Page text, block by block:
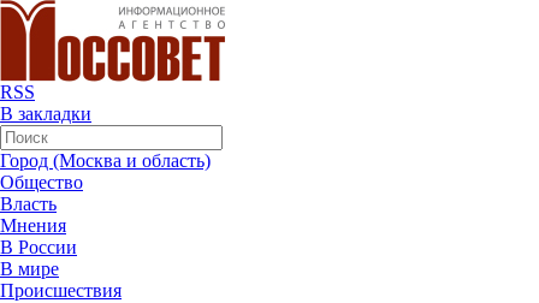
RSS
В закладки
Город (Москва и область)
Общество
Власть
Мнения
В России
В мире
Происшествия